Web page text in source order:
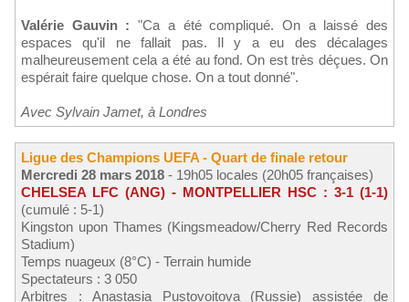
Valérie Gauvin :"Ca a été compliqué. On a laissé des
espaces qu'il ne fallait pas. Il y a eu des décalages
malheureusement cela a été au fond. On est très déçues. On
espérait faire quelque chose. On a tout donné".
Avec Sylvain Jamet, à Londres
Ligue des Champions UEFA - Quart de finale retour
Mercredi 28 mars 2018 - 19h05 locales (20h05 françaises)
CHELSEA LFC (ANG) - MONTPELLIER HSC : 3-1 (1-1)
(cumulé : 5-1)
Kingston upon Thames (Kingsmeadow/Cherry Red Records
Stadium)
Temps nuageux (8°C) - Terrain humide
Spectateurs : 3 050
Arbitres : Anastasia Pustovoitova (Russie) assistée de